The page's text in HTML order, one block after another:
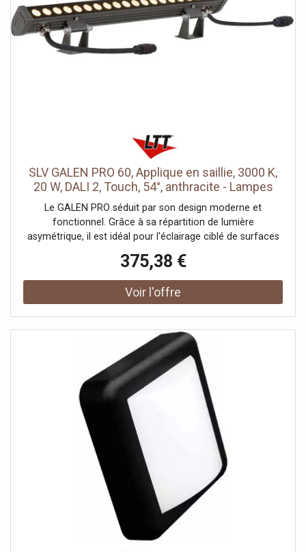
et des jets d'eau, ce qui l'autorise sur un mur directement
exposé aux intempéries. Elle se pose en saillie et se
raccorde au secteur 220-240V, alimentation coupée au
tableau avant l'intervention.Consommation et
SLV GALEN PRO 60, Applique en saillie, 3000 K,
20 W, DALI 2, Touch, 54°, anthracite - Lampes
sur pied, murales et de plafond (extérieur)
Le GALEN PRO séduit par son design moderne et
fonctionnel. Grâce à sa répartition de lumière
asymétrique, il est idéal pour l'éclairage ciblé de surfaces
d'affiches et surfaces publicitaires. Ce luminaire est équipé
d'un connecteur à 5 pôles et protection cIP68, qui permet
une installation sûre et rapide en extérieur. Disponible en
dans la conception et le pilotage de solutions d'éclairage
sophistiquées pour les applications extérieures
commerciales ou privées.Données techniques: Nom du
produit: GALEN Pro 60, Couleur: anthracite, Matière:
aluminium, Puissance en watts: 20 W, Flux lumineux: 2300
lm, Température de couleur: 3000 Kelvin, Angle optique:
54 °, IRC: 80, Variable: Oui, Technologie de variation de
l’éclairage: DALI 2, Code IP: IP65, Montage: En saillie,
Forme: cylindrique, Largeur: 60 cm, Hauteur: 6.2 cm,
Profondeur: 11.1 cm, Plage d’inclinaison verticale: 180 °,
Indice de résistance aux chocs: IK06, Résistance aux
chocs: 1 joule, Tension nominale primaire: 220-240V
~0/50/60 Hz, Courant / tension secondaire: 305 mA,
Température ambiante: -25 - 45 °C, Poids net: 1.69 kg,
Consommation pondérée: 20 kWh/1.000h, Durée de vie:
375,38 €